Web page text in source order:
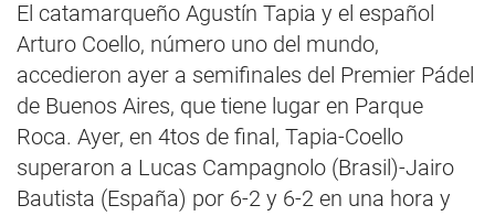
El catamarqueño Agustín Tapia y el español
Arturo Coello, número uno del mundo,
accedieron ayer a semifinales del Premier Pádel
de Buenos Aires, que tiene lugar en Parque
Roca. Ayer, en 4tos de final, Tapia-Coello
superaron a Lucas Campagnolo (Brasil)-Jairo
Bautista (España) por 6-2 y 6-2 en una hora y